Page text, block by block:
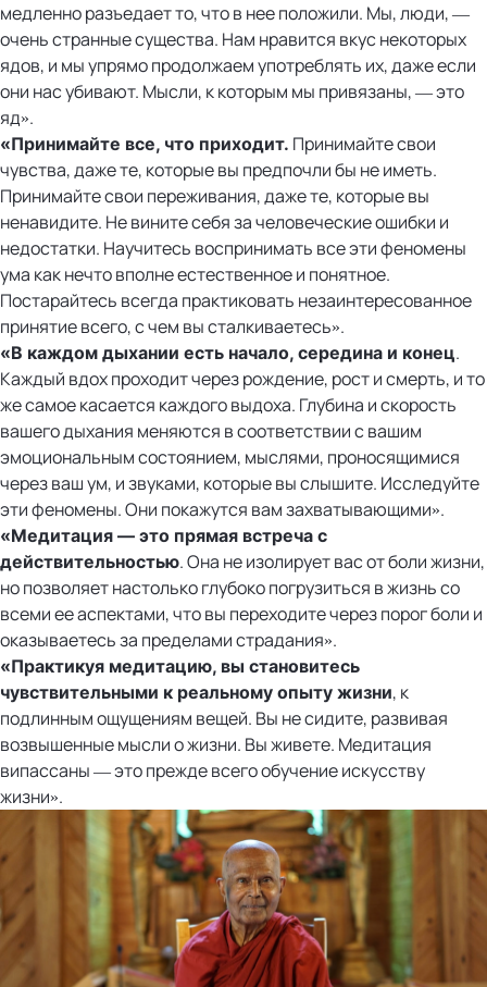
медленно разъедает то, что в нее положили. Мы, люди, —
очень странные существа. Нам нравится вкус некоторых
ядов, и мы упрямо продолжаем употреблять их, даже если
они нас убивают. Мысли, к которым мы привязаны, — это
яд».
«Принимайте все, что приходит. Принимайте свои
чувства, даже те, которые вы предпочли бы не иметь.
Принимайте свои переживания, даже те, которые вы
ненавидите. Не вините себя за человеческие ошибки и
недостатки. Научитесь воспринимать все эти феномены
ума как нечто вполне естественное и понятное.
Постарайтесь всегда практиковать незаинтересованное
принятие всего, с чем вы сталкиваетесь».
«В каждом дыхании есть начало, середина и конец.
Каждый вдох проходит через рождение, рост и смерть, и то
же самое касается каждого выдоха. Глубина и скорость
вашего дыхания меняются в соответствии с вашим
эмоциональным состоянием, мыслями, проносящимися
через ваш ум, и звуками, которые вы слышите. Исследуйте
эти феномены. Они покажутся вам захватывающими».
«Медитация — это прямая встреча с
действительностью. Она не изолирует вас от боли жизни,
но позволяет настолько глубоко погрузиться в жизнь со
всеми ее аспектами, что вы переходите через порог боли и
оказываетесь за пределами страдания».
«Практикуя медитацию, вы становитесь
чувствительными к реальному опыту жизни, к
подлинным ощущениям вещей. Вы не сидите, развивая
возвышенные мысли о жизни. Вы живете. Медитация
випассаны — это прежде всего обучение искусству
жизни».